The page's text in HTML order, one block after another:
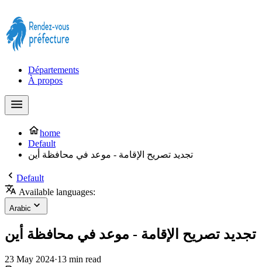
Départements
À propos
home
Default
تجديد تصريح الإقامة - موعد في محافظة أين
Default
Available languages:
Arabic
تجديد تصريح الإقامة - موعد في محافظة أين
23 May 2024·13 min read